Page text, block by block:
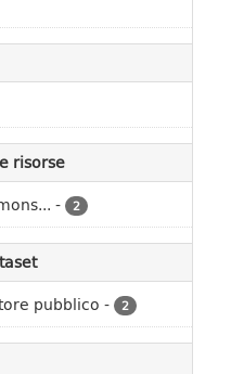
risorse
- 2
pubblico - 2